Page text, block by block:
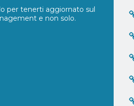
per tenerti aggiornato sul
e non solo.